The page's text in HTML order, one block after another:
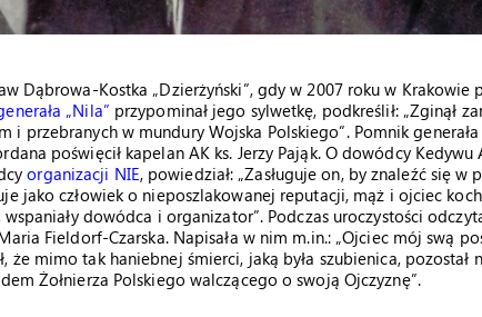
Dąbrowa-Kostka „Dzierżyński”, gdy w 2007 roku w Krakowie
„Nila” przypominał jego sylwetkę, podkreślił: „Zginął
i przebranych w mundury Wojska Polskiego”. Pomnik
poświęcił kapelan AK ks. Jerzy Pająk. O dowódcy Kedywu
organizacji NIE, powiedział: „Zasługuje on, by znaleźć się w
jako człowiek o nieposzlakowanej reputacji, mąż i ojciec
dowódca i organizator”. Podczas uroczystości
Fieldorf-Czarska. Napisała w nim m.in.: „Ojciec mój swą
że mimo tak haniebnej śmierci, jaką była szubienica, pozostał
Żołnierza Polskiego walczącego o swoją Ojczyznę”.